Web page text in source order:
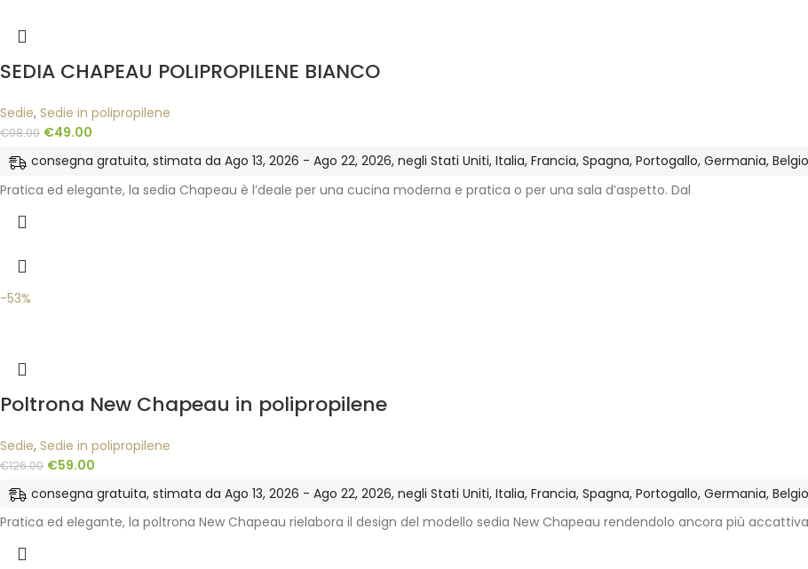
SEDIA CHAPEAU POLIPROPILENE BIANCO
Sedie, Sedie in polipropilene
€98.00 €49.00
consegna gratuita, stimata da Ago 13, 2026 - Ago 22, 2026, negli Stati Uniti, Italia, Francia, Spagna, Portogallo, Germania,
Pratica ed elegante, la sedia Chapeau è l’deale per una cucina moderna e pratica o per una sala d’aspetto. Dal
-53%
Poltrona New Chapeau in polipropilene
Sedie, Sedie in polipropilene
€126.00 €59.00
consegna gratuita, stimata da Ago 13, 2026 - Ago 22, 2026, negli Stati Uniti, Italia, Francia, Spagna, Portogallo, Germania,
Pratica ed elegante, la poltrona New Chapeau rielabora il design del modello sedia New Chapeau rendendolo ancora più